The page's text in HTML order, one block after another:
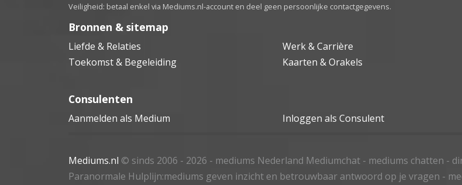
Veiligheid: betaal enkel via Mediums.nl-account en deel geen persoonlijke contactgegevens.
Bronnen & sitemap
Liefde & Relaties Werk & Carrière
Toekomst & Begeleiding
Kaarten & Orakels
Consulenten
Aanmelden als Medium Inloggen als Consulent
Mediums.nl © sinds 2006 - 2026 - mediums Nederland Mediumchat - mediums chatten -
Paranormale Hulplijn:mediums geven inzicht en betrouwbaar antwoord op je vragen -